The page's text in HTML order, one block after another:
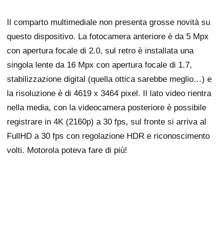
Il comparto multimediale non presenta grosse novità su
questo dispositivo. La fotocamera anteriore è da 5 Mpx
con apertura focale di 2.0, sul retro è installata una
singola lente da 16 Mpx con apertura focale di 1.7,
stabilizzazione digital (quella ottica sarebbe meglio…) e
la risoluzione è di 4619 x 3464 pixel. Il lato video rientra
nella media, con la videocamera posteriore è possibile
registrare in 4K (2160p) a 30 fps, sul fronte si arriva al
FullHD a 30 fps con regolazione HDR e riconoscimento
volti. Motorola poteva fare di più!